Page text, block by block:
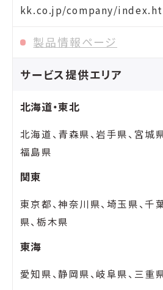
kk.co.jp/company/
製品情報ページ
サービス提供エリア
北海道・東北
北海道、青森県、岩手県、宮城
福島県
関東
東京都、神奈川県、埼玉県、千
県、栃木県
東海
愛知県、静岡県、岐阜県、三重